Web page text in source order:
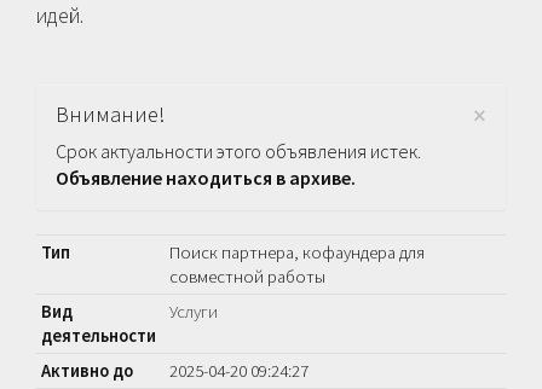
идей.
×
Внимание!
Срок актуальности этого объявления истек.
Объявление находиться в архиве.
Тип
Поиск партнера, кофаундера для
совместной работы
Вид
деятельности
Услуги
Активно до
2025-04-20 09:24:27